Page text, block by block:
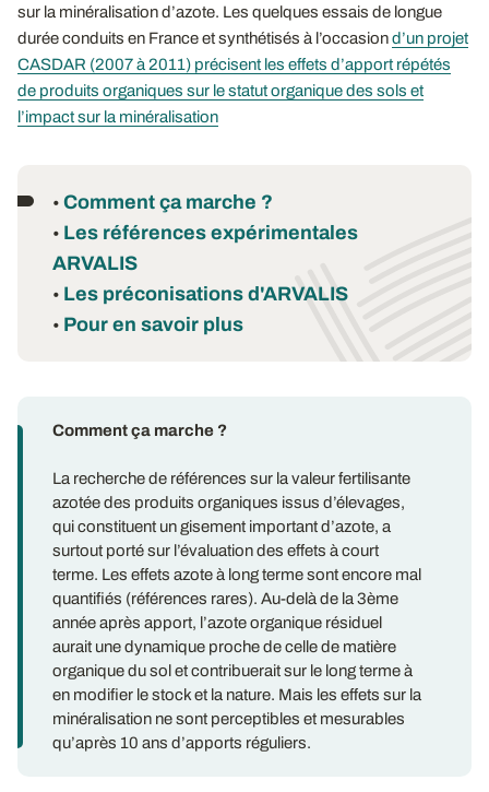
sur la minéralisation d’azote. Les quelques essais de longue
durée conduits en France et synthétisés à l’occasiond’un projet
CASDAR (2007 à 2011) précisent les effets d’apport répétés
de produits organiques sur le statut organique des sols et
l’impact sur la minéralisation
• Comment ça marche ?
• Les références expérimentales
ARVALIS
• Les préconisations d'ARVALIS
• Pour en savoir plus
Comment ça marche ?
La recherche de références sur la valeur fertilisante
azotée des produits organiques issus d’élevages,
qui constituent un gisement important d’azote, a
surtout porté sur l’évaluation des effets à court
terme. Les effets azote à long terme sont encore mal
quantifiés (références rares). Au-delà de la 3ème
année après apport, l’azote organique résiduel
aurait une dynamique proche de celle de matière
organique du sol et contribuerait sur le long terme à
en modifier le stock et la nature. Mais les effets sur la
minéralisation ne sont perceptibles et mesurables
qu’après 10 ans d’apports réguliers.